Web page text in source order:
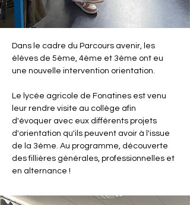
Dans le cadre du Parcours avenir, les
élèves de 5ème, 4ème et 3ème ont eu
une nouvelle intervention orientation.
Le lycée agricole de Fonatines est venu
leur rendre visite au collège afin
d'évoquer avec eux différents projets
d'orientation qu'ils peuvent avoir à l'issue
de la 3ème. Au programme, découverte
des fillières générales, professionnelles et
en alternance !